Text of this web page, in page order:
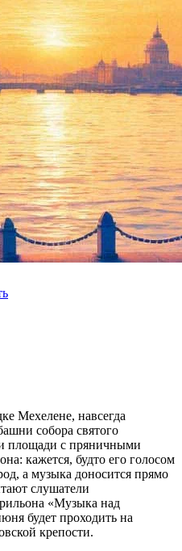
вечерами
июня 2017, четверг
Мехелене, навсегда
собора святого
площади с пряничными
кажется, будто его голосом
а музыка доносится прямо
слушатели
«Музыка над
будет проходить на
крепости.